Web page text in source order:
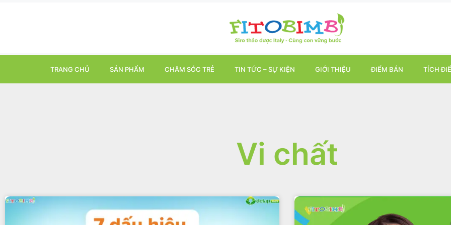
TRANG CHỦ SẢN PHẨM CHĂM SÓC TRẺ TIN TỨC – SỰ KIỆN GIỚI THIỆU ĐIỂM BÁN TÍCH
Vi chất